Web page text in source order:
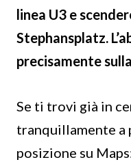
linea U3 e
Stephansplatz.
precisamente
Se ti trovi già in
tranquillamente a
posizione su